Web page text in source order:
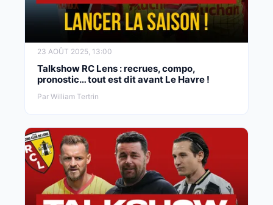
23 AOÛT 2025, 13:00
Talkshow RC Lens : recrues, compo,
pronostic… tout est dit avant Le Havre !
Par William Tertrin